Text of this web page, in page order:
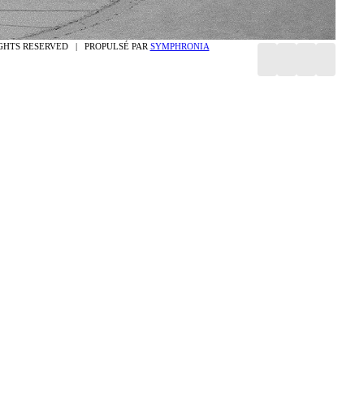
RESERVED | PROPULSÉ PAR SYMPHRONIA